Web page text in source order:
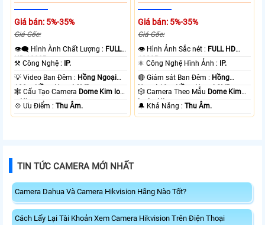
Giá bán: 5%-35%
Giá Gốc:
👁️‍🗨 Hình Ành Chất Lượng : FULL
HD 1080P .
⚒ Công Nghệ : IP.
💡 Video Ban Đêm : Hồng Ngoại
100m Hồng Ngoại SMD.
🕸️ Cấu Tạo Camera Dome Kim loại
+ Nhựa.
️💠 Ưu Điểm :Thu Âm.
Giá bán: 5%-35%
Giá Gốc:
👁 Hình Ảnh Sắc nét : FULL HD
1080P .
⚛️ Công Nghệ Hình Ảnh : IP.
🔴 Giám sát Ban Đêm : Hồng
Ngoại 10m Hồng Ngoại SMD.
🎲 Camera Theo Mẫu Dome Kim
loại + Nhựa.
️🔔 Khả Năng :Thu Âm.
TIN TỨC CAMERA MỚI NHẤT
Camera Dahua Và Camera Hikvision Hãng Nào Tốt?
Cách Lấy Lại Tài Khoản Xem Camera Hikvision Trên Điện Thoại